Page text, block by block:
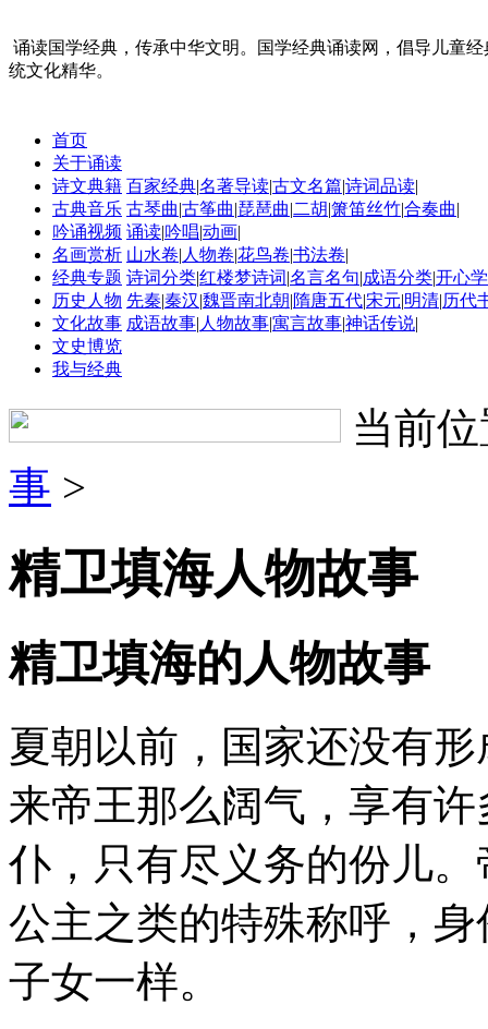
诵读国学经典，传承中华文明。国学经典诵读网，倡导儿童
统文化精华。
首页
关于诵读
诗文典籍 百家经典|名著导读|古文名篇|诗词品读|
古典音乐 古琴曲|古筝曲|琵琶曲|二胡|箫笛丝竹|合奏曲|
吟诵视频 诵读|吟唱|动画|
名画赏析 山水卷| 人物卷|花鸟卷|书法卷|
经典专题 诗词分类|红楼梦诗词|名言名句|成语分类|开心
历史人物 先秦|秦汉|魏晋南北朝|隋唐五代|宋元|明清|历代
文化故事 成语故事| 人物故事|寓言故事|神话传说|
文史博览
我与经典
当前
事 >
精卫填海人物故事
精卫填海的人物故事
夏朝以前，国家还没有
来帝王那么阔气，享有
仆，只有尽义务的份儿
公主之类的特殊称呼，
子女一样。